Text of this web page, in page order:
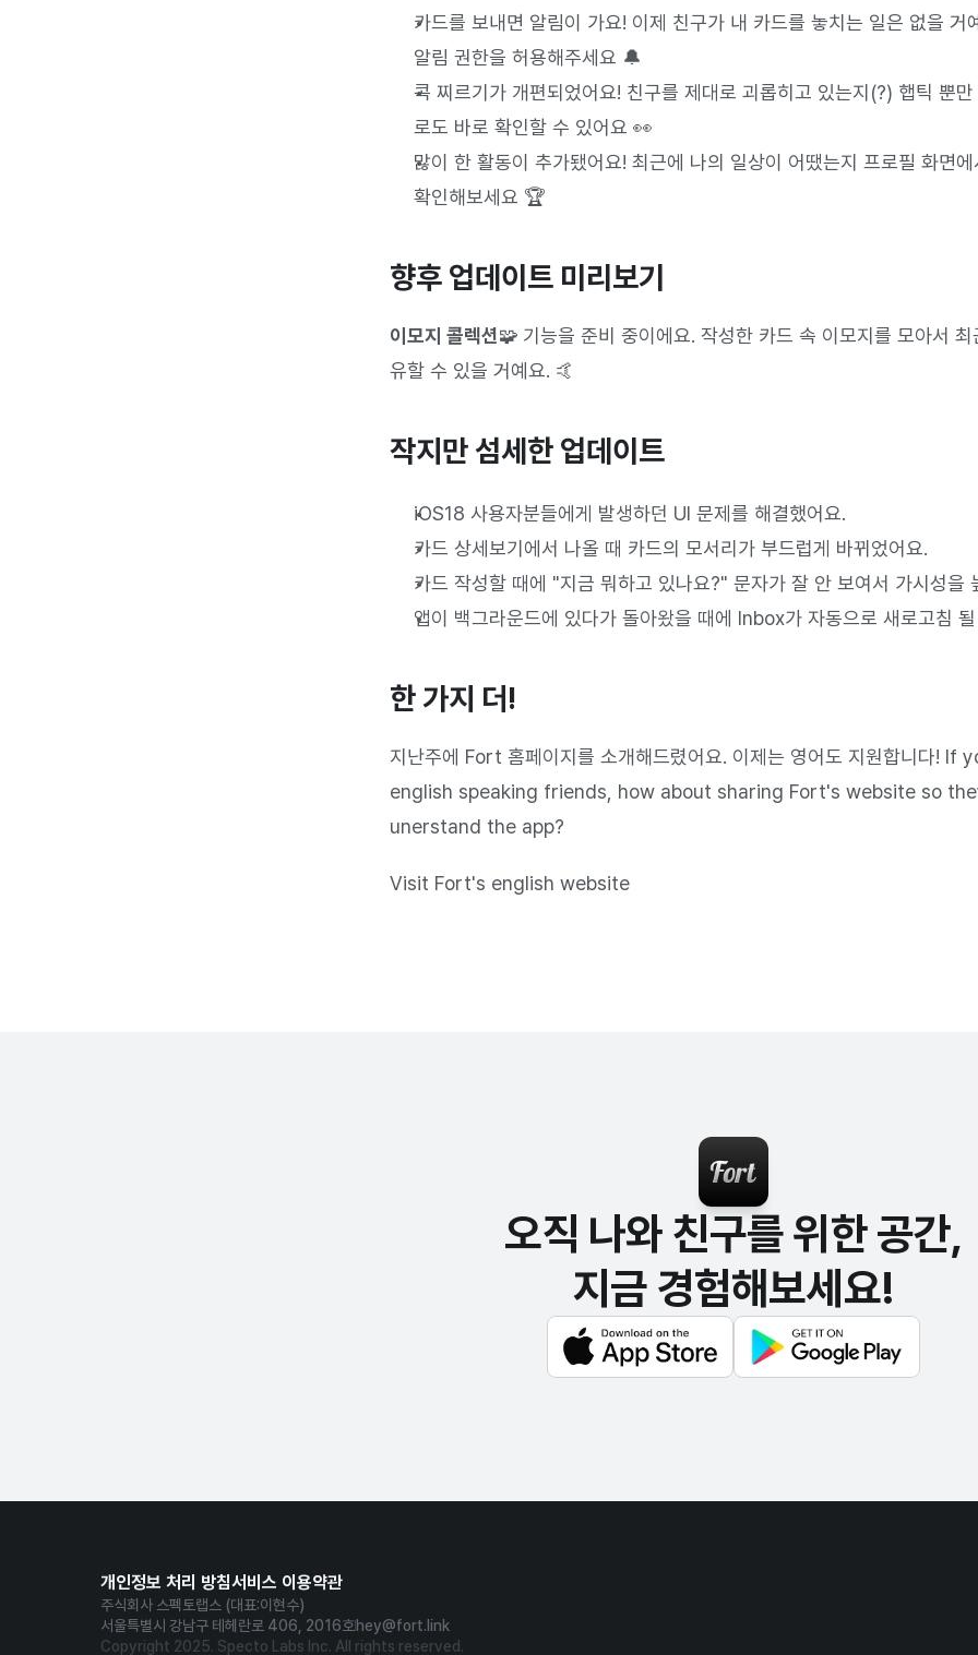
카드를 보내면 알림이 가요! 이제 친구가 내 카드를 놓치는 일은 없을 거
알림 권한을 허용해주세요 🔔
콕 찌르기가 개편되었어요! 친구를 제대로 괴롭히고 있는지(?) 햅틱 뿐
로도 바로 확인할 수 있어요 👀
많이 한 활동이 추가됐어요! 최근에 나의 일상이 어땠는지 프로필 화면
확인해보세요 🏆
향후 업데이트 미리보기
이모지 콜렉션🧩 기능을 준비 중이에요. 작성한 카드 속 이모지를 모아서
유할 수 있을 거예요. 🤙
작지만 섬세한 업데이트
iOS18 사용자분들에게 발생하던 UI 문제를 해결했어요.
카드 상세보기에서 나올 때 카드의 모서리가 부드럽게 바뀌었어요.
카드 작성할 때에 "지금 뭐하고 있나요?" 문자가 잘 안 보여서 가시성을
앱이 백그라운드에 있다가 돌아왔을 때에 Inbox가 자동으로 새로고침
한 가지 더!
지난주에 Fort 홈페이지를 소개해드렸어요. 이제는 영어도 지원합니다! If
english speaking friends, how about sharing Fort's website so
unerstand the app?
Visit Fort's english website
오직 나와 친구를 위한 공간,
지금 경험해보세요!
개인정보 처리 방침서비스 이용약관
주식회사 스펙토랩스 (대표:이현수)
서울특별시 강남구 테헤란로 406, 2016호 hey@fort.link
Copyright 2025. Specto Labs Inc. All rights reserved.